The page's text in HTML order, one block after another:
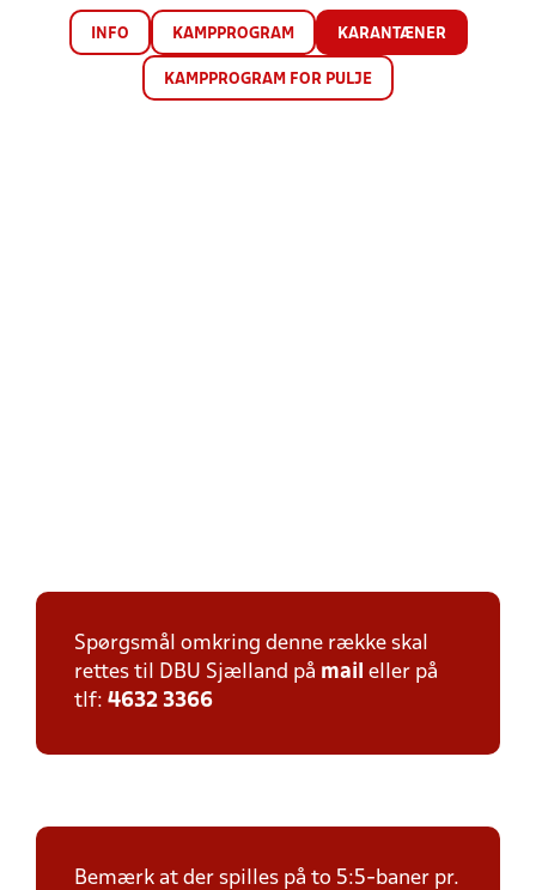
INFO KAMPPROGRAM KARANTÆNER
KAMPPROGRAM FOR PULJE
Spørgsmål omkring denne række skal
rettes til DBU Sjælland på mail eller på
tlf: 4632 3366
Bemærk at der spilles på to 5:5-baner pr.